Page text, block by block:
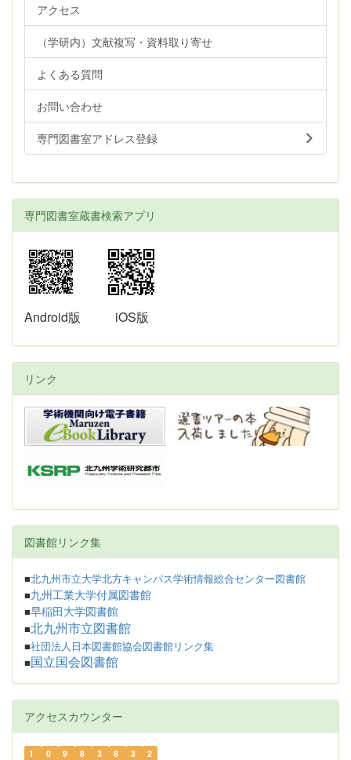
アクセス
（学研内）文献複写・資料取り寄せ
よくある質問
お問い合わせ
専門図書室アドレス登録
専門図書室蔵書検索アプリ
Android版 iOS版
リンク
図書館リンク集
■北九州市立大学北方キャンパス学術情報総合センター図書館
■九州工業大学付属図書館
■早稲田大学図書館
■北九州市立図書館
■社団法人日本図書館協会図書館リンク集
■ 国立国会図書館
アクセスカウンター
1 0 9 8 3 8 3 2